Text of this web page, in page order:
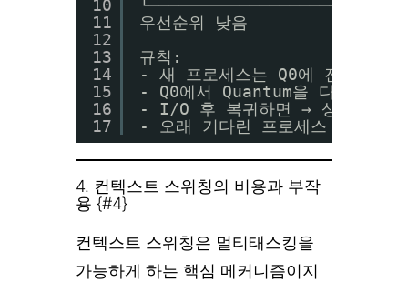
10
11
12
13
14
15
16
17
우선순위 낮음
규칙:
- 새 프로세스는 Q0에 진입
- Q0에서 Quantum을 다 쓰면 →
- I/O 후 복귀하면 → 상위 큐로
- 오래 기다린 프로세스 → 주기
4. 컨텍스트 스위칭의 비용과 부작
용 {#4}
컨텍스트 스위칭은 멀티태스킹을
가능하게 하는 핵심 메커니즘이지